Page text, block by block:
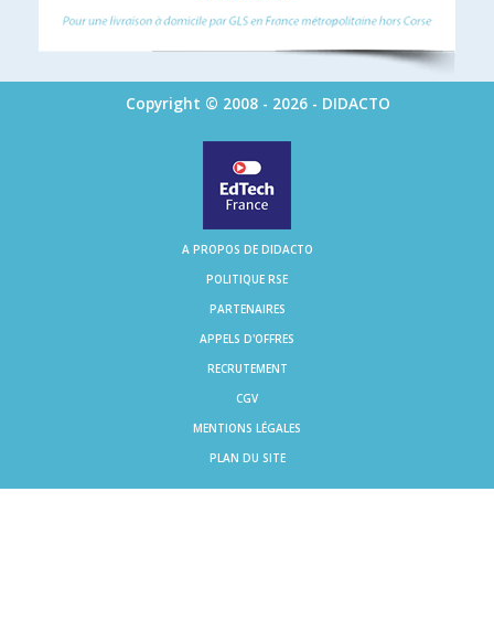
Copyright © 2008 - 2026 - DIDACTO
A PROPOS DE DIDACTO
POLITIQUE RSE
PARTENAIRES
APPELS D'OFFRES
RECRUTEMENT
CGV
MENTIONS LÉGALES
PLAN DU SITE